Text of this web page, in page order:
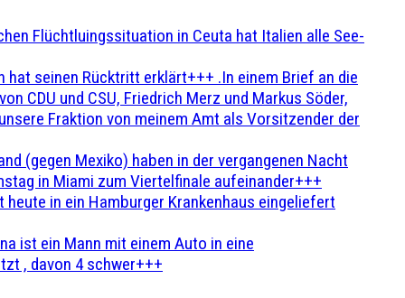
Flüchtluingssituation in Ceuta hat Italien alle See-
hat seinen Rücktritt erklärt+++ .In einem Brief an die
CDU und CSU, Friedrich Merz und Markus Söder,
Fraktion von meinem Amt als Vorsitzender der
(gegen Mexiko) haben in der vergangenen Nacht
in Miami zum Viertelfinale aufeinander+++
in ein Hamburger Krankenhaus eingeliefert
ist ein Mann mit einem Auto in eine
, davon 4 schwer+++